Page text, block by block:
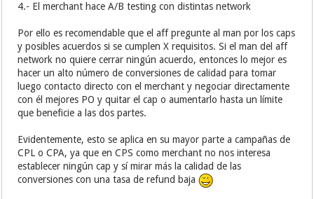
4.- El merchant hace A/B testing con distintas network
Por ello es recomendable que el aff pregunte al man por los caps
y posibles acuerdos si se cumplen X requisitos. Si el man del aff
network no quiere cerrar ningún acuerdo, entonces lo mejor es
hacer un alto número de conversiones de calidad para tomar
luego contacto directo con el merchant y negociar directamente
con él mejores PO y quitar el cap o aumentarlo hasta un límite
que beneficie a las dos partes.
Evidentemente, esto se aplica en su mayor parte a campañas de
CPL o CPA, ya que en CPS como merchant no nos interesa
establecer ningún cap y sí mirar más la calidad de las
conversiones con una tasa de refund baja